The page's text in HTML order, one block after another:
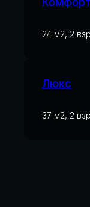
24 м2, 2
Люкс
37 м2, 2